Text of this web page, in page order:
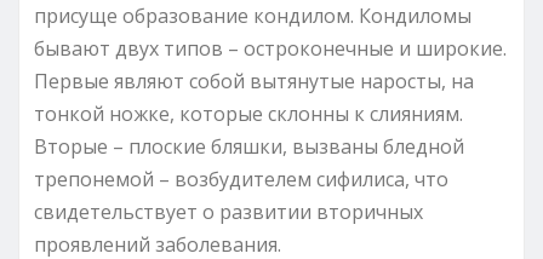
присуще образование кондилом. Кондиломы
бывают двух типов – остроконечные и широкие.
Первые являют собой вытянутые наросты, на
тонкой ножке, которые склонны к слияниям.
Вторые – плоские бляшки, вызваны бледной
трепонемой – возбудителем сифилиса, что
свидетельствует о развитии вторичных
проявлений заболевания.